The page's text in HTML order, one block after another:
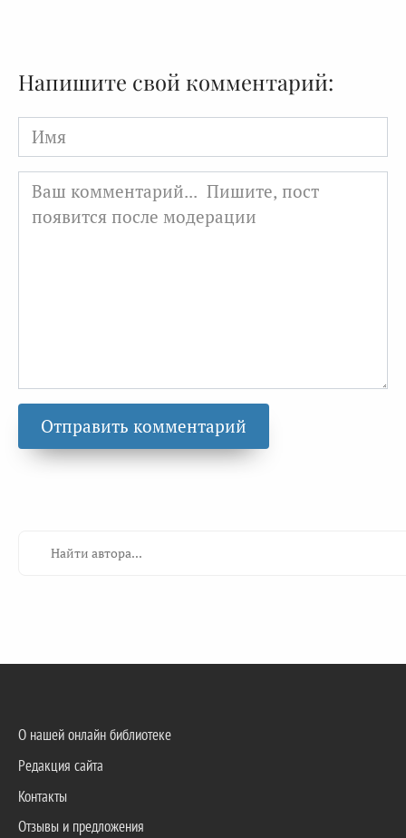
Напишите свой комментарий:
Имя
О нашей онлайн библиотеке
Редакция сайта
Контакты
Отзывы и предложения